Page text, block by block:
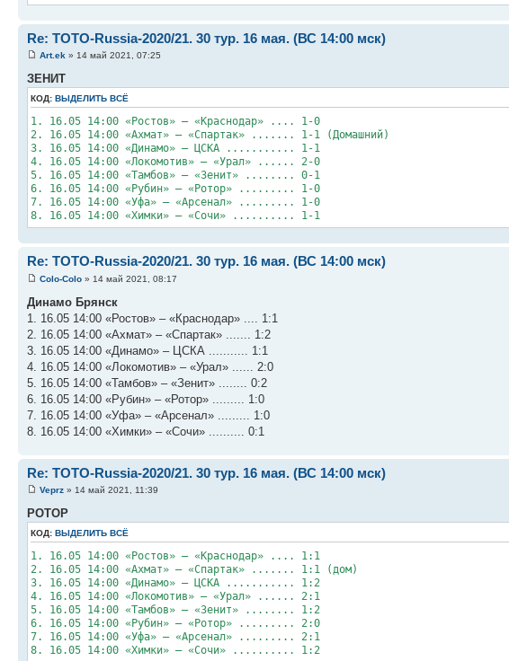
Re: TOTO-Russia-2020/21. 30 тур. 16 мая. (ВС 14:00 мск)
Art.ek » 14 май 2021, 07:25
ЗЕНИТ
КОД: ВЫДЕЛИТЬ ВСЁ
1. 16.05 14:00 «Ростов» – «Краснодар» .... 1-0
2. 16.05 14:00 «Ахмат» – «Спартак» ....... 1-1 (Домашний)
3. 16.05 14:00 «Динамо» – ЦСКА ........... 1-1
4. 16.05 14:00 «Локомотив» – «Урал» ...... 2-0
5. 16.05 14:00 «Тамбов» – «Зенит» ........ 0-1
6. 16.05 14:00 «Рубин» – «Ротор» ......... 1-0
7. 16.05 14:00 «Уфа» – «Арсенал» ......... 1-0
8. 16.05 14:00 «Химки» – «Сочи» .......... 1-1
Re: TOTO-Russia-2020/21. 30 тур. 16 мая. (ВС 14:00 мск)
Colo-Colo » 14 май 2021, 08:17
Динамо Брянск
1. 16.05 14:00 «Ростов» – «Краснодар» .... 1:1
2. 16.05 14:00 «Ахмат» – «Спартак» ....... 1:2
3. 16.05 14:00 «Динамо» – ЦСКА ........... 1:1
4. 16.05 14:00 «Локомотив» – «Урал» ...... 2:0
5. 16.05 14:00 «Тамбов» – «Зенит» ........ 0:2
6. 16.05 14:00 «Рубин» – «Ротор» ......... 1:0
7. 16.05 14:00 «Уфа» – «Арсенал» ......... 1:0
8. 16.05 14:00 «Химки» – «Сочи» .......... 0:1
Re: TOTO-Russia-2020/21. 30 тур. 16 мая. (ВС 14:00 мск)
Veprz » 14 май 2021, 11:39
РОТОР
КОД: ВЫДЕЛИТЬ ВСЁ
1. 16.05 14:00 «Ростов» – «Краснодар» .... 1:1
2. 16.05 14:00 «Ахмат» – «Спартак» ....... 1:1 (дом)
3. 16.05 14:00 «Динамо» – ЦСКА ........... 1:2
4. 16.05 14:00 «Локомотив» – «Урал» ...... 2:1
5. 16.05 14:00 «Тамбов» – «Зенит» ........ 1:2
6. 16.05 14:00 «Рубин» – «Ротор» ......... 2:0
7. 16.05 14:00 «Уфа» – «Арсенал» ......... 2:1
8. 16.05 14:00 «Химки» – «Сочи» .......... 1:2